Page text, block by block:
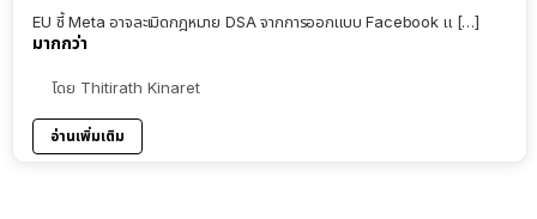
EU ชี้ Meta อาจละเมิดกฎหมาย DSA จากการออกแบบ Facebook แ […]
มากกว่า
โดย Thitirath Kinaret
อ่านเพิ่มเติม